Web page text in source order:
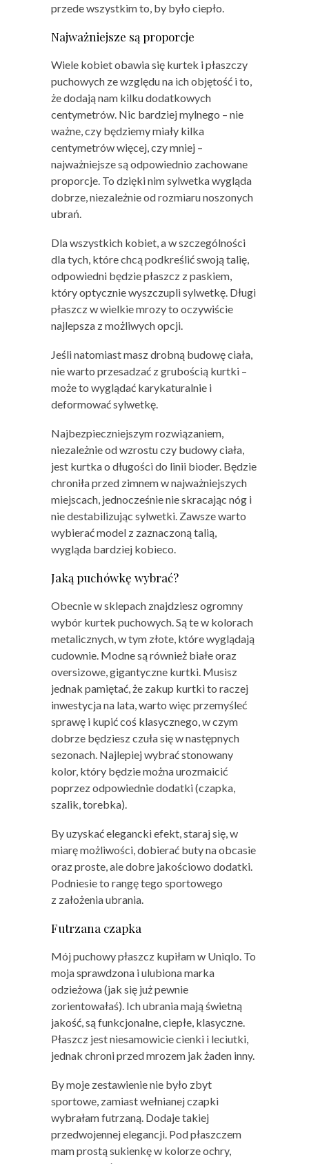
przede wszystkim to, by było ciepło.
Najważniejsze są proporcje
Wiele kobiet obawia się kurtek i płaszczy
puchowych ze względu na ich objętość i to,
że dodają nam kilku dodatkowych
centymetrów. Nic bardziej mylnego – nie
ważne, czy będziemy miały kilka
centymetrów więcej, czy mniej –
najważniejsze są odpowiednio zachowane
proporcje. To dzięki nim sylwetka wygląda
dobrze, niezależnie od rozmiaru noszonych
ubrań.
Dla wszystkich kobiet, a w szczególności
dla tych, które chcą podkreślić swoją talię,
odpowiedni będzie płaszcz z paskiem,
który optycznie wyszczupli sylwetkę. Długi
płaszcz w wielkie mrozy to oczywiście
najlepsza z możliwych opcji.
Jeśli natomiast masz drobną budowę ciała,
nie warto przesadzać z grubością kurtki –
może to wyglądać karykaturalnie i
deformować sylwetkę.
Najbezpieczniejszym rozwiązaniem,
niezależnie od wzrostu czy budowy ciała,
jest kurtka o długości do linii bioder. Będzie
chroniła przed zimnem w najważniejszych
miejscach, jednocześnie nie skracając nóg i
nie destabilizując sylwetki. Zawsze warto
wybierać model z zaznaczoną talią,
wygląda bardziej kobieco.
Jaką puchówkę wybrać?
Obecnie w sklepach znajdziesz ogromny
wybór kurtek puchowych. Są te w kolorach
metalicznych, w tym złote, które wyglądają
cudownie. Modne są również białe oraz
oversizowe, gigantyczne kurtki. Musisz
jednak pamiętać, że zakup kurtki to raczej
inwestycja na lata, warto więc przemyśleć
sprawę i kupić coś klasycznego, w czym
dobrze będziesz czuła się w następnych
sezonach. Najlepiej wybrać stonowany
kolor, który będzie można urozmaicić
poprzez odpowiednie dodatki (czapka,
szalik, torebka).
By uzyskać elegancki efekt, staraj się, w
miarę możliwości, dobierać buty na obcasie
oraz proste, ale dobre jakościowo dodatki.
Podniesie to rangę tego sportowego
z założenia ubrania.
Futrzana czapka
Mój puchowy płaszcz kupiłam w Uniqlo. To
moja sprawdzona i ulubiona marka
odzieżowa (jak się już pewnie
zorientowałaś). Ich ubrania mają świetną
jakość, są funkcjonalne, ciepłe, klasyczne.
Płaszcz jest niesamowicie cienki i leciutki,
jednak chroni przed mrozem jak żaden inny.
By moje zestawienie nie było zbyt
sportowe, zamiast wełnianej czapki
wybrałam futrzaną. Dodaje takiej
przedwojennej elegancji. Pod płaszczem
mam prostą sukienkę w kolorze ochry,